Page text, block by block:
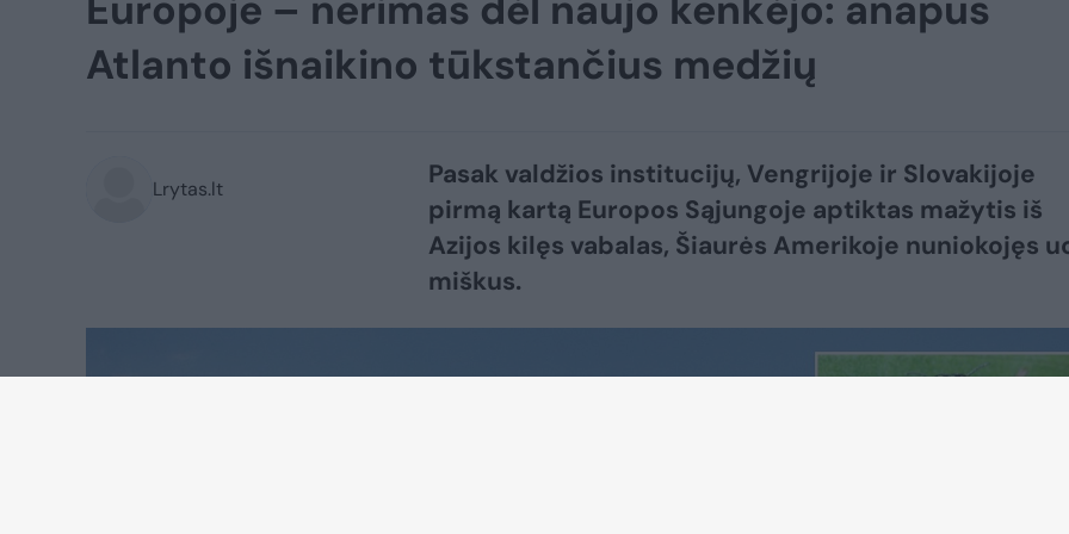
Atlanto išnaikino tūkstančius medžių
Lrytas.lt
Pasak valdžios institucijų, Vengrijoje ir Slovakijoje
pirmą kartą Europos Sąjungoje aptiktas mažytis iš
Azijos kilęs vabalas, Šiaurės Amerikoje nuniokojęs
miškus.